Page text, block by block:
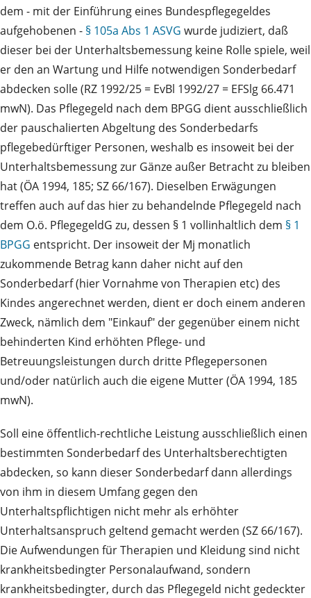
dem - mit der Einführung eines Bundespflegegeldes
aufgehobenen - § 105a Abs 1 ASVG wurde judiziert, daß
dieser bei der Unterhaltsbemessung keine Rolle spiele, weil
er den an Wartung und Hilfe notwendigen Sonderbedarf
abdecken solle (RZ 1992/25 = EvBl 1992/27 = EFSlg 66.471
mwN). Das Pflegegeld nach dem BPGG dient ausschließlich
der pauschalierten Abgeltung des Sonderbedarfs
pflegebedürftiger Personen, weshalb es insoweit bei der
Unterhaltsbemessung zur Gänze außer Betracht zu bleiben
hat (ÖA 1994, 185; SZ 66/167). Dieselben Erwägungen
treffen auch auf das hier zu behandelnde Pflegegeld nach
dem O.ö. PflegegeldG zu, dessen § 1 vollinhaltlich dem § 1
BPGG entspricht. Der insoweit der Mj monatlich
zukommende Betrag kann daher nicht auf den
Sonderbedarf (hier Vornahme von Therapien etc) des
Kindes angerechnet werden, dient er doch einem anderen
Zweck, nämlich dem "Einkauf" der gegenüber einem nicht
behinderten Kind erhöhten Pflege- und
Betreuungsleistungen durch dritte Pflegepersonen
und/oder natürlich auch die eigene Mutter (ÖA 1994, 185
mwN).
Soll eine öffentlich-rechtliche Leistung ausschließlich einen
bestimmten Sonderbedarf des Unterhaltsberechtigten
abdecken, so kann dieser Sonderbedarf dann allerdings
von ihm in diesem Umfang gegen den
Unterhaltspflichtigen nicht mehr als erhöhter
Unterhaltsanspruch geltend gemacht werden (SZ 66/167).
Die Aufwendungen für Therapien und Kleidung sind nicht
krankheitsbedingter Personalaufwand, sondern
krankheitsbedingter, durch das Pflegegeld nicht gedeckter